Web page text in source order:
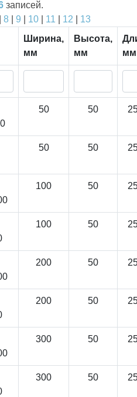
записей.
8| 9 10| 11 12
13
Ширина,
мм
Высота,
мм
мм
50 50
50 50
100 50
100 50
200 50
200 50
300 50
300 50